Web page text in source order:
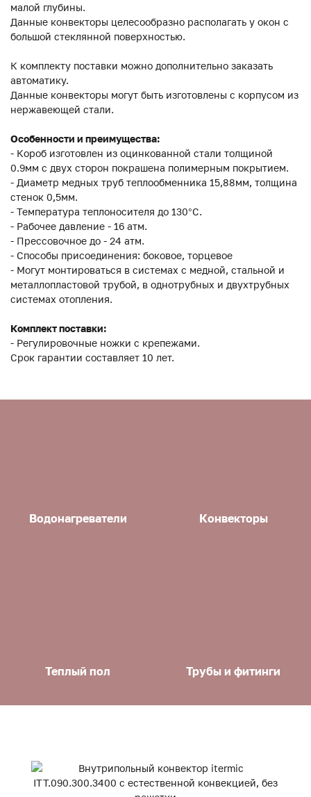
малой глубины.
Данные конвекторы целесообразно располагать у окон с
большой стеклянной поверхностью.
К комплекту поставки можно дополнительно заказать
автоматику.
Данные конвекторы могут быть изготовлены с корпусом из
нержавеющей стали.
Особенности и преимущества:
- Короб изготовлен из оцинкованной стали толщиной
0.9мм с двух сторон покрашена полимерным покрытием.
- Диаметр медных труб теплообменника 15,88мм, толщина
стенок 0,5мм.
- Температура теплоносителя до 130°C.
- Рабочее давление - 16 атм.
- Прессовочное до - 24 атм.
- Способы присоединения: боковое, торцевое
- Могут монтироваться в системах с медной, стальной и
металлопластовой трубой, в однотрубных и двухтрубных
системах отопления.
Комплект поставки:
- Регулировочные ножки с крепежами.
Срок гарантии составляет 10 лет.
Водонагреватели Конвекторы
Теплый пол Трубы и фитинги